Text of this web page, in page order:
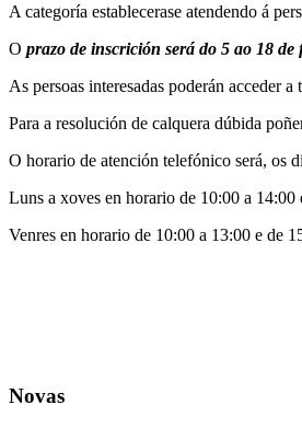
A categoría establecerase atendendo á
O prazo de inscrición será do 5 ao 18 de
As persoas interesadas poderán acceder
Para a resolución de calquera dúbida
O horario de atención telefónico será, os
Luns a xoves en horario de 10:00 a 14:00
Venres en horario de 10:00 a 13:00 e de
Novas